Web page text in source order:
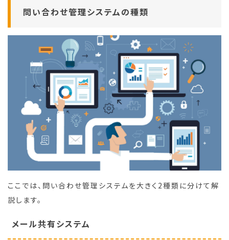
問い合わせ管理システムの種類
ここでは、問い合わせ管理システムを大きく2種類に分けて解
説します。
メール共有システム